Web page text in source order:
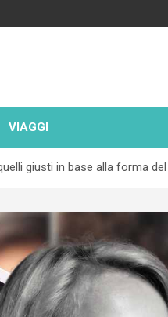
VIAGGI
giusti in base alla forma